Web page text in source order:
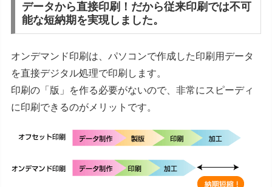
データから直接印刷！だから従来印刷では不可
能な短納期を実現しました。
オンデマンド印刷は、パソコンで作成した印刷用データ
を直接デジタル処理で印刷します。
印刷の「版」を作る必要がないので、非常にスピーディ
に印刷できるのがメリットです。